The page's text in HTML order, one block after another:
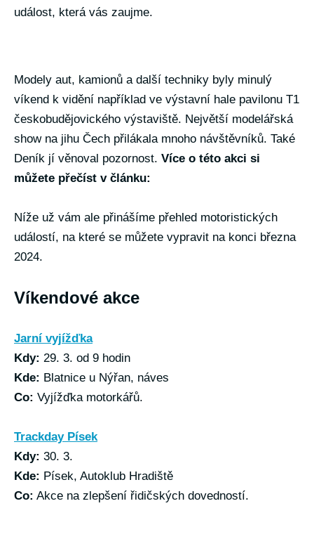
událost, která vás zaujme.
Modely aut, kamionů a další techniky byly minulý
víkend k vidění například ve výstavní hale pavilonu T1
českobudějovického výstaviště. Největší modelářská
show na jihu Čech přilákala mnoho návštěvníků. Také
Deník jí věnoval pozornost. Více o této akci si
můžete přečíst v článku:
Níže už vám ale přinášíme přehled motoristických
událostí, na které se můžete vypravit na konci března
2024.
Víkendové akce
Jarní vyjížďka
Kdy: 29. 3. od 9 hodin
Kde: Blatnice u Nýřan, náves
Co: Vyjížďka motorkářů.
Trackday Písek
Kdy: 30. 3.
Kde: Písek, Autoklub Hradiště
Co: Akce na zlepšení řidičských dovedností.